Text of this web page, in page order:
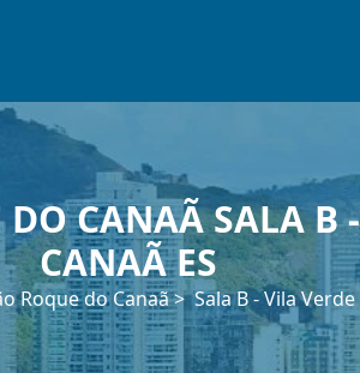
CANAÃ SALA B
CANAÃ ES
Roque do Canaã Sala B - Vila Verde